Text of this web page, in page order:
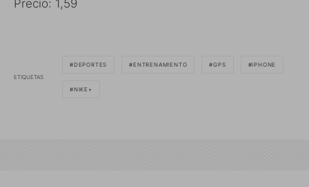
Precio: 1,59
ETIQUETAS
DEPORTES ENTRENAMIENTO GPS IPHONE
NIKE+